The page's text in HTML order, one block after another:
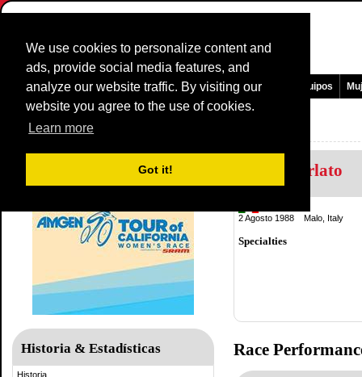
We use cookies to personalize content and
ads, provide social media features, and
analyze our website traffic. By visiting our
website you agree to the use of cookies.
Learn more
Got it!
Pagina Principal Noticias y medios Juegos Carreras Equipos
Tour of California WE
Historia & Estadísticas
Historia
Elena Berlato
2 Agosto 1988 Malo, Italy
Specialties
Race